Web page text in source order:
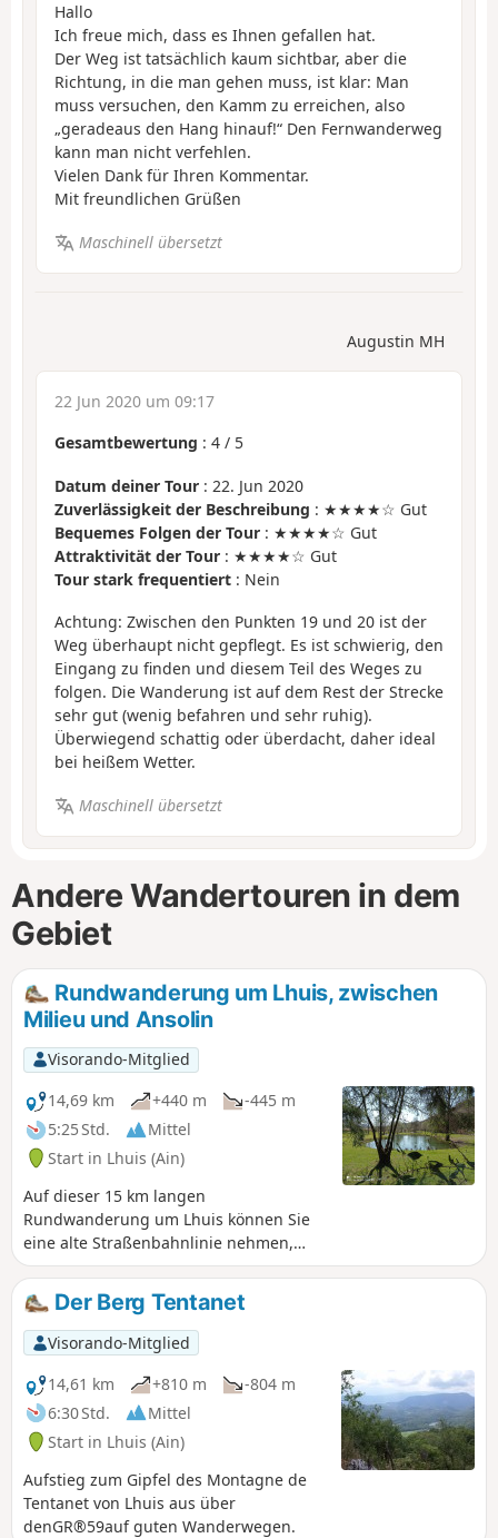
Hallo
Ich freue mich, dass es Ihnen gefallen hat.
Der Weg ist tatsächlich kaum sichtbar, aber die
Richtung, in die man gehen muss, ist klar: Man
muss versuchen, den Kamm zu erreichen, also
„geradeaus den Hang hinauf!“ Den Fernwanderweg
kann man nicht verfehlen.
Vielen Dank für Ihren Kommentar.
Mit freundlichen Grüßen
Maschinell übersetzt
Augustin MH
22 Jun 2020 um 09:17
Gesamtbewertung : 4 / 5
Datum deiner Tour : 22. Jun 2020
Zuverlässigkeit der Beschreibung : ★★★★☆ Gut
Bequemes Folgen der Tour : ★★★★☆ Gut
Attraktivität der Tour : ★★★★☆ Gut
Tour stark frequentiert : Nein
Achtung: Zwischen den Punkten 19 und 20 ist der
Weg überhaupt nicht gepflegt. Es ist schwierig, den
Eingang zu finden und diesem Teil des Weges zu
folgen. Die Wanderung ist auf dem Rest der Strecke
sehr gut (wenig befahren und sehr ruhig).
Überwiegend schattig oder überdacht, daher ideal
bei heißem Wetter.
Maschinell übersetzt
Andere Wandertouren in dem
Gebiet
Rundwanderung um Lhuis, zwischen
Milieu und Ansolin
Visorando-Mitglied
14,69 km
+440 m
-445 m
5:25 Std.
Mittel
Start in Lhuis (Ain)
Auf dieser 15 km langen
Rundwanderung um Lhuis können Sie
eine alte Straßenbahnlinie nehmen,
einen schönen Teich überblicken,
typischen Bächen folgen, eine Quelle
beobachten und ein Geröllfeld
durchqueren. Mehrere Aussichtspunkte
auf die Rhône und ihr Tal, auf das
Kernkraftwerk Creys oder auch auf den
Berg Tentanet machen diese
Wanderung sehr attraktiv.
Der Berg Tentanet
Visorando-Mitglied
14,61 km
+810 m
-804 m
6:30 Std.
Mittel
Start in Lhuis (Ain)
Aufstieg zum Gipfel des Montagne de
Tentanet von Lhuis aus über
denGR®59auf guten Wanderwegen.